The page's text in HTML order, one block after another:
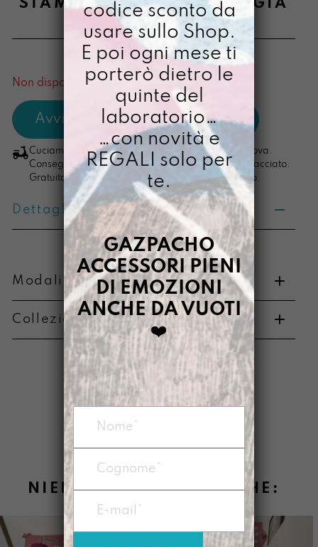
STAMPA A3 NIENTE PIOGGIA
€ 28,00
[ Stampa Illustrata ]
Non disponibile al momento
Cuciamo ogni ordine nel nostro laboratorio di Padova.
Consegna in 4/5 giorni lavorativi, pacco sempre tracciato.
Gratuita per ordini di importo superiore ai 100 euro.
Dettagli prodotto
Modalità di pagamento e resi
Metodi di pagamento
Collezione di appartenenza
NIENTE PIOGGIAÈ
NIENTE PIOGGIA È ANCHE:
codice sconto da
usare sullo Shop.
E poi ogni mese ti
porterò dietro le
quinte del
laboratorio…
…con novità e
REGALI solo per
te.
GAZPACHO
ACCESSORI PIENI
DI EMOZIONI
ANCHE DA VUOTI
❤️